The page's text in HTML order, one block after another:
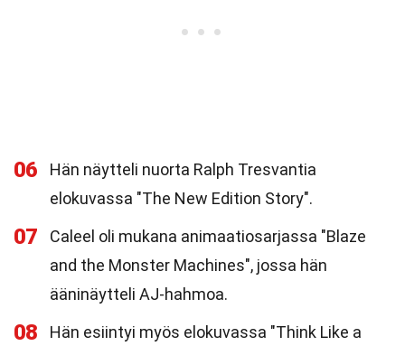
06
Hän näytteli nuorta Ralph Tresvantia
elokuvassa "The New Edition Story".
07
Caleel oli mukana animaatiosarjassa "Blaze
and the Monster Machines", jossa hän
ääninäytteli AJ-hahmoa.
08
Hän esiintyi myös elokuvassa "Think Like a